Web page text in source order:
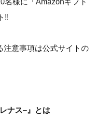
!!
注意事項は公式サイトの
ナス−』とは